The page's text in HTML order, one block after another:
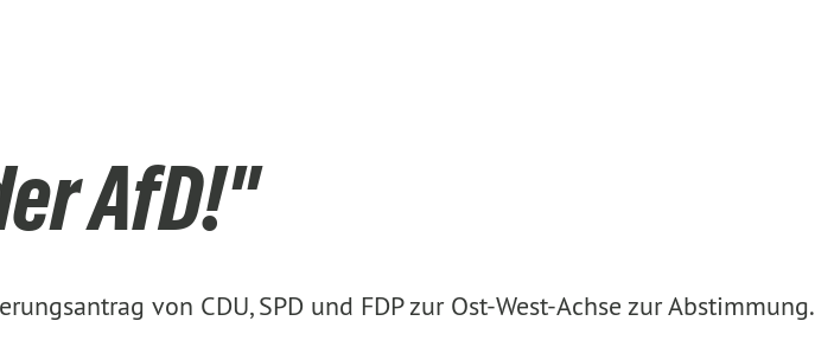
AfD!"
von CDU, SPD und FDP zur Ost-West-Achse zur Abstimmung.